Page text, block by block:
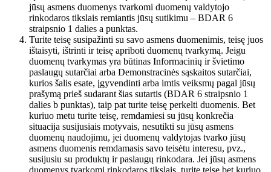
jūsų asmens duomenys tvarkomi duomenų valdytojo
rinkodaros tikslais remiantis jūsų sutikimu – BDAR 6
straipsnio 1 dalies a punktas.
Turite teisę susipažinti su savo asmens duomenimis, teisę juos
ištaisyti, ištrinti ir teisę apriboti duomenų tvarkymą. Jeigu
duomenų tvarkymas yra būtinas Informacinių ir švietimo
paslaugų sutarčiai arba Demonstracinės sąskaitos sutarčiai,
kurios šalis esate, įgyvendinti arba imtis veiksmų pagal jūsų
prašymą prieš sudarant šias sutartis (BDAR 6 straipsnio 1
dalies b punktas), taip pat turite teisę perkelti duomenis. Bet
kuriuo metu turite teisę, remdamiesi su jūsų konkrečia
situacija susijusiais motyvais, nesutikti su jūsų asmens
duomenų naudojimu, jei duomenų valdytojas tvarko jūsų
asmens duomenis remdamasis savo teisėtu interesu, pvz.,
susijusiu su produktų ir paslaugų rinkodara. Jei jūsų asmens
duomenys tvarkomi rinkodaros tikslais, turite teisę bet kuriuo